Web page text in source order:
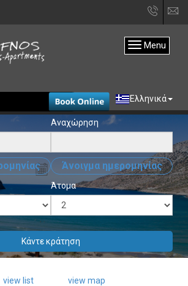
+30
31333
Menu
Ελληνικά
EUR
Αναχώρηση
Άνοιγμα ημερομηνίας
Άτομα
Κάντε κράτηση
view list view map